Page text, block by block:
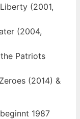
(2001,
(2004,
Patriots
(2014) &
1987